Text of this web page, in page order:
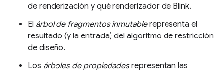
de renderización y qué renderizador de Blink.
El árbol de fragmentos inmutablerepresenta el
resultado (y la entrada) del algoritmo de restricción
de diseño.
Los árboles de propiedadesrepresentan las